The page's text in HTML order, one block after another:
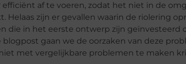
efficiënt af te voeren, zodat het niet in de
Helaas zijn er gevallen waarin de riolering
die in het eerste ontwerp zijn geïnvesteerd
blogpost gaan we de oorzaken van deze
met vergelijkbare problemen te maken